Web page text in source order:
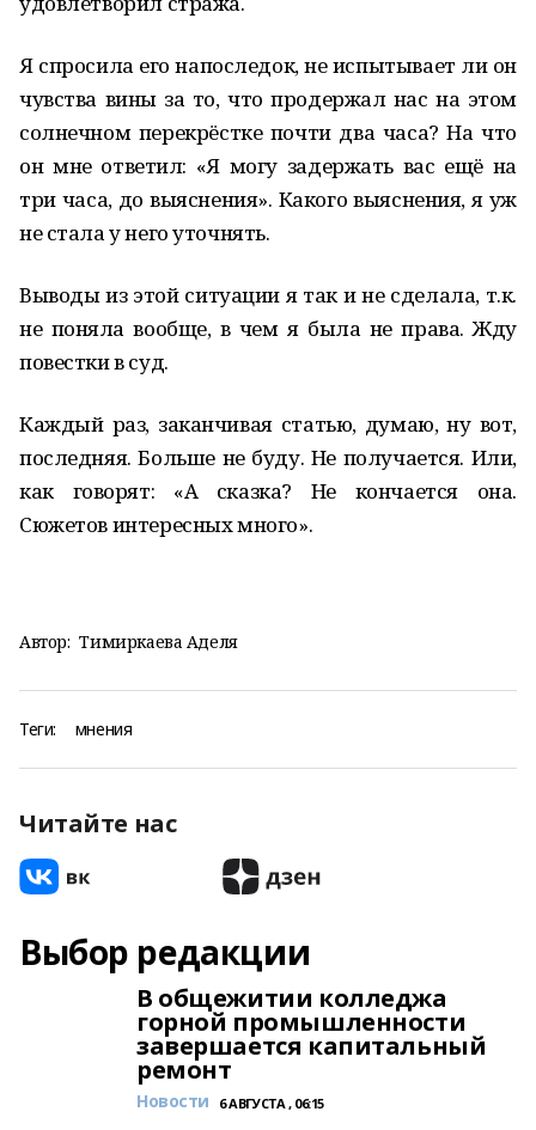
Я спросила его напоследок, не испытывает ли он
чувства вины за то, что продержал нас на этом
солнечном перекрёстке почти два часа? На что
он мне ответил: «Я могу задержать вас ещё на
три часа, до выяснения». Какого выяснения, я уж
не стала у него уточнять.
Выводы из этой ситуации я так и не сделала, т.к.
не поняла вообще, в чем я была не права. Жду
повестки в суд.
Каждый раз, заканчивая статью, думаю, ну вот,
последняя. Больше не буду. Не получается. Или,
как говорят: «А сказка? Не кончается она.
Сюжетов интересных много».
Автор: Тимиркаева Аделя
Теги: мнения
Читайте нас
Выбор редакции
В общежитии колледжа
горной промышленности
завершается капитальный
ремонт
Новости 6 АВГУСТА , 06:15